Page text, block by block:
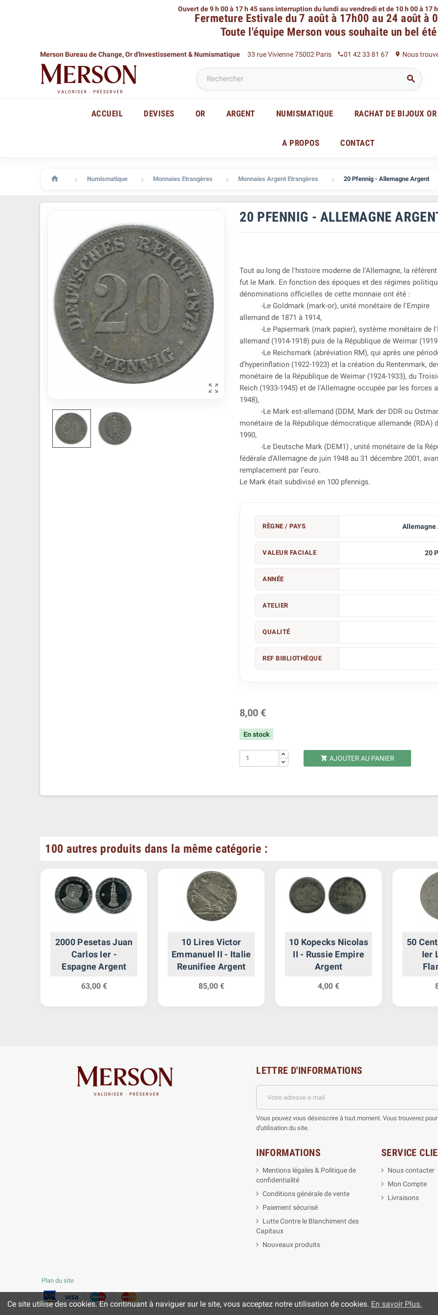
Ouvert de 9 h 00 à 17 h 45 sans interruption du lundi au vendredi et de 10 h 00 à 17
Fermeture Estivale du 7 août à 17h00 au 24 août à
Toute l'équipe Merson vous souhaite un bel été
Merson Bureau de Change, Or d'Investissement & Numismatique 33 rue Vivienne 75002 Paris phone01 42 33 81 67 place Nous

ACCUEIL DEVISES OR ARGENT NUMISMATIQUE RACHAT DE BIJOUX OR
A PROPOS CONTACT
  Numismatique  Monnaies Etrangères  Monnaies Argent Etrangères  20 Pfennig - Allemagne Argent

20 PFENNIG - ALLEMAGNE
Tout au long de l'histoire moderne de l'Allemagne, la
fut le Mark. En fonction des époques et des régimes
dénominations officielles de cette monnaie ont été :
-Le Goldmark (mark-or), unité monétaire de l'Empire
allemand de 1871 à 1914,
-Le Papiermark (mark papier), système monétaire de
allemand (1914-1918) puis de la République de Weimar
-Le Reichsmark (abréviation RM), qui après une
d'hyperinflation (1922-1923) et la création du Rentenmark,
monétaire de la République de Weimar (1924-1933), du
Reich (1933-1945) et de l'Allemagne occupée par les forces
1948),
-Le Mark est-allemand (DDM, Mark der DDR ou
monétaire de la République démocratique allemande (RDA)
1990,
-Le Deutsche Mark (DEM1) , unité monétaire de la
fédérale d’Allemagne de juin 1948 au 31 décembre 2001,
remplacement par l’euro.
Le Mark était subdivisé en 100 pfennigs.
RÈGNE / PAYS Allemagne
VALEUR FACIALE 20
ANNÉE
ATELIER
QUALITÉ
REF BIBLIOTHÈQUE
8,00 €
En stock
 AJOUTER AU PANIER
100 autres produits dans la même catégorie :
2000 Pesetas Juan
Carlos Ier -
Espagne Argent
63,00 €
10 Lires Victor
Emmanuel II - Italie
Reunifiee Argent
85,00 €
10 Kopecks Nicolas
II - Russie Empire
Argent
4,00 €
50
Ier
LETTRE D'INFORMATIONS
Vous pouvez vous désinscrire à tout moment. Vous trouverez
d'utilisation du site.
INFORMATIONS
Mentions légales & Politique de
confidentialité
Conditions générale de vente
Paiement sécurisé
Lutte Contre le Blanchiment des
Capitaux
Nouveaux produits
SERVICE
Nous contacter
Mon Compte
Livraisons
Plan du site
Ce site utilise des cookies. En continuant à naviguer sur le site, vous acceptez notre utilisation de cookies. En savoir Plus.